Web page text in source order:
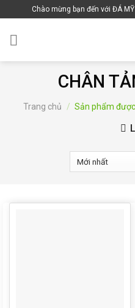
to
content
Chào mừng bạn đến với ĐÁ MỸ
CHÂN
Trang chủ / Sản phẩm được